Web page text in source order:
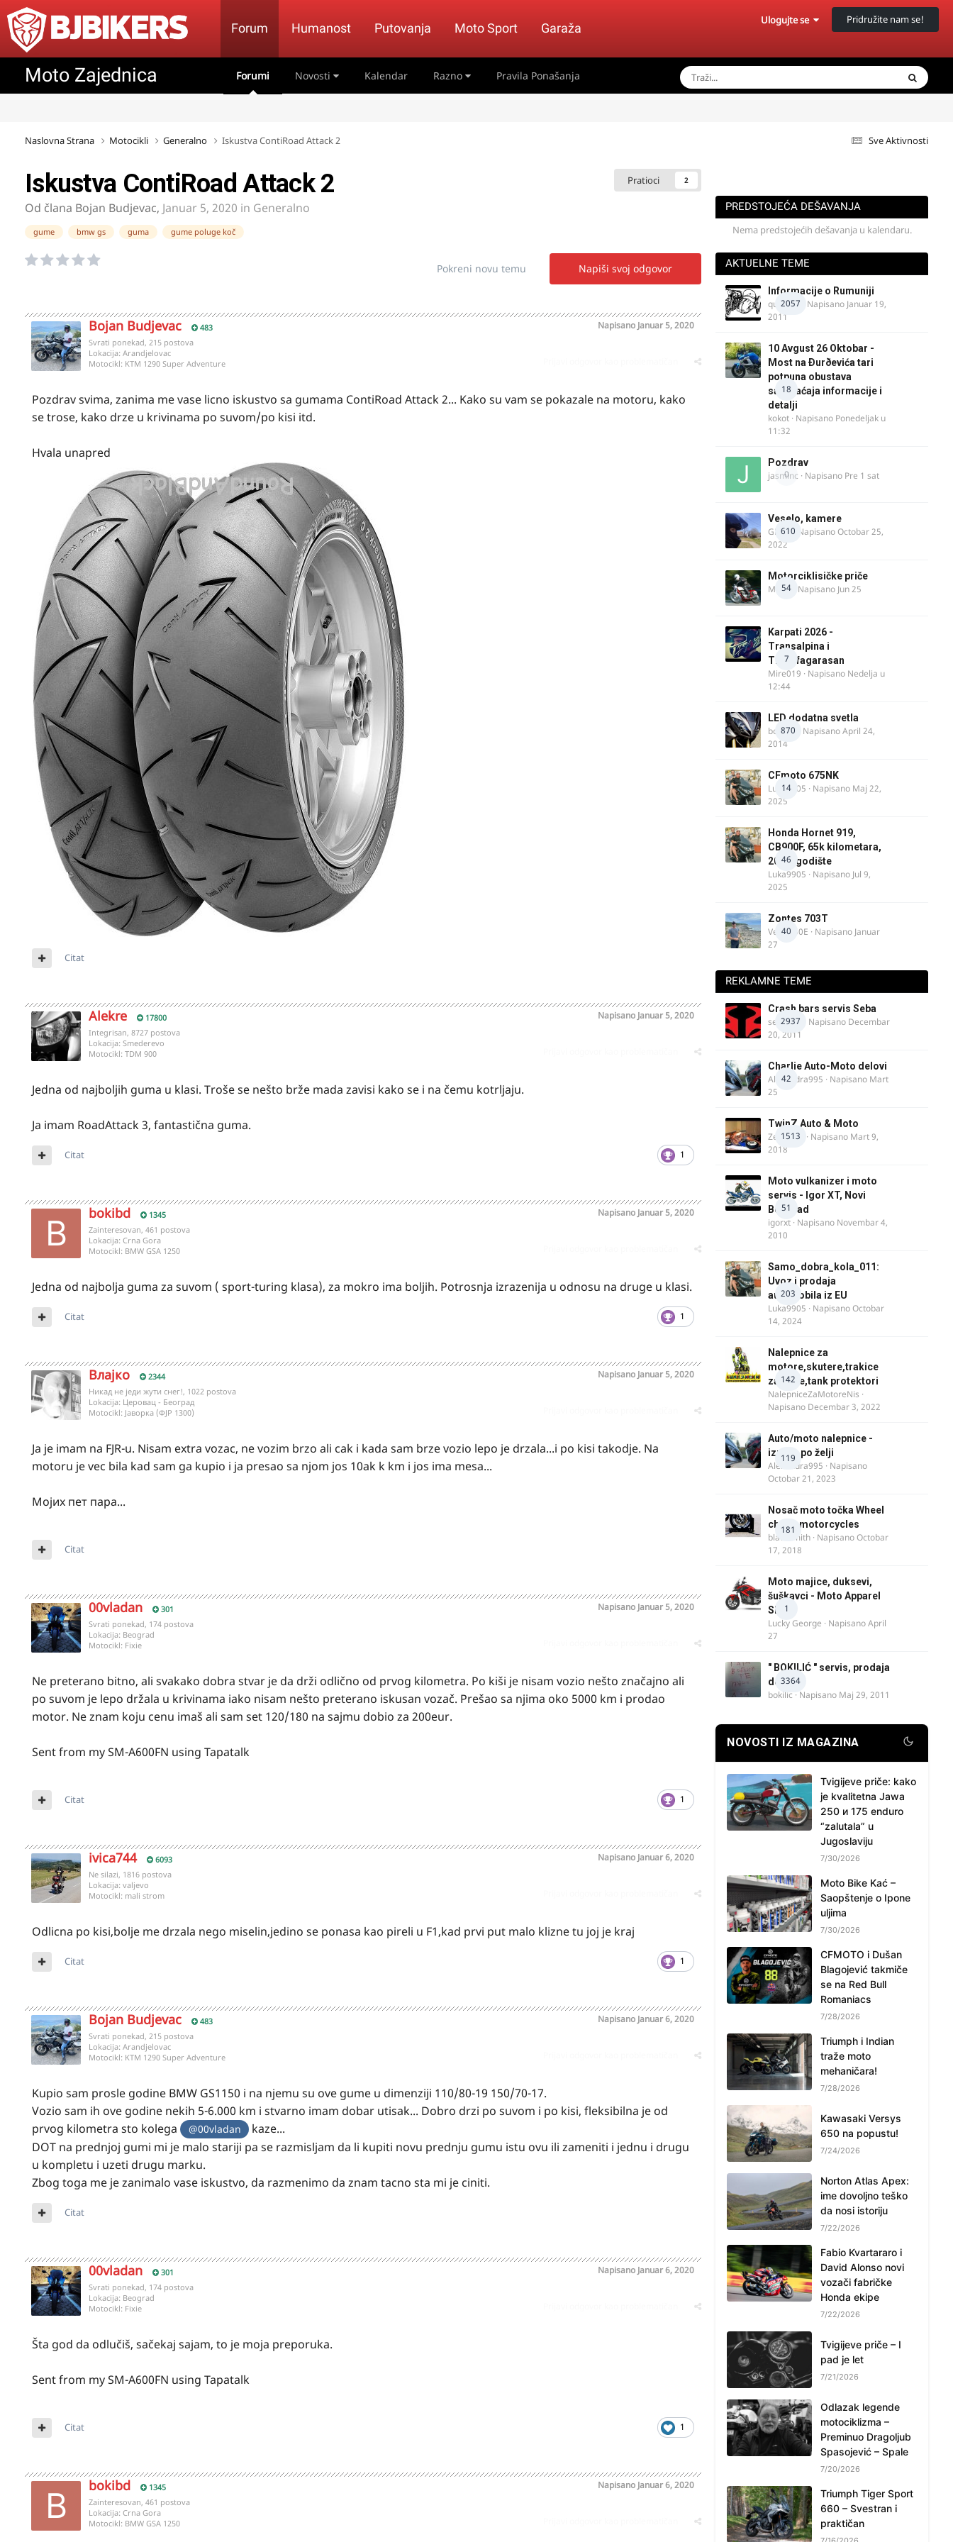
Forum Humanost Putovanja Moto Sport Garaža
Ulogujte se Pridružite nam se!
Moto Zajednica Forumi Novosti Kalendar Razno Pravila Ponašanja
Sve Aktivnosti
Naslovna Strana Motocikli Generalno Iskustva ContiRoad Attack 2
Pratioci 2
Iskustva ContiRoad Attack 2
Od člana Bojan Budjevac, Januar 5, 2020 in Generalno
gume bmw gs guma gume poluge koč
Napiši svoj odgovor
Pokreni novu temu
Bojan Budjevac 483 Napisano Januar 5, 2020
Svrati ponekad, 215 postova
Lokacija: Arandjelovac
Motocikl: KTM 1290 Super Adventure
Pozdrav svima, zanima me vase licno iskustvo sa gumama ContiRoad Attack 2... Kako su vam se pokazale na motoru, kako
se trose, kako drze u krivinama po suvom/po kisi itd.
Hvala unapred
Citat
Alekre 17800 Napisano Januar 5, 2020
Integrisan, 8727 postova
Lokacija: Smederevo
Motocikl: TDM 900
Jedna od najboljih guma u klasi. Troše se nešto brže mada zavisi kako se i na čemu kotrljaju.
Ja imam RoadAttack 3, fantastična guma.
1
Citat
bokibd 1345 Napisano Januar 5, 2020
Zainteresovan, 461 postova
Lokacija: Crna Gora
Motocikl: BMW GSA 1250
Jedna od najbolja guma za suvom ( sport-turing klasa), za mokro ima boljih. Potrosnja izrazenija u odnosu na druge u klasi.
1
Citat
Влајко 2344 Napisano Januar 5, 2020
Никад не једи жути снег!, 1022 postova
Lokacija: Церовац - Београд
Motocikl: Јаворка (ФЈР 1300)
Ja je imam na FJR-u. Nisam extra vozac, ne vozim brzo ali cak i kada sam brze vozio lepo je drzala...i po kisi takodje. Na
motoru je vec bila kad sam ga kupio i ja presao sa njom jos 10ak k km i jos ima mesa...
Мојих пет пара...
Citat
00vladan 301 Napisano Januar 5, 2020
Svrati ponekad, 174 postova
Lokacija: Beograd
Motocikl: Fixie
Ne preterano bitno, ali svakako dobra stvar je da drži odlično od prvog kilometra. Po kiši je nisam vozio nešto značajno ali
po suvom je lepo držala u krivinama iako nisam nešto preterano iskusan vozač. Prešao sa njima oko 5000 km i prodao
motor. Ne znam koju cenu imaš ali sam set 120/180 na sajmu dobio za 200eur.
Sent from my SM-A600FN using Tapatalk
1
Citat
ivica744 6093 Napisano Januar 6, 2020
Ne silazi, 1816 postova
Lokacija: valjevo
Motocikl: mali strom
Odlicna po kisi,bolje me drzala nego miselin,jedino se ponasa kao pireli u F1,kad prvi put malo klizne tu joj je kraj
1
Citat
Bojan Budjevac 483 Napisano Januar 6, 2020
Svrati ponekad, 215 postova
Lokacija: Arandjelovac
Motocikl: KTM 1290 Super Adventure
Kupio sam prosle godine BMW GS1150 i na njemu su ove gume u dimenziji 110/80-19 150/70-17.
Vozio sam ih ove godine nekih 5-6.000 km i stvarno imam dobar utisak... Dobro drzi po suvom i po kisi, fleksibilna je od
prvog kilometra sto kolega
@00vladan
kaze...
DOT na prednjoj gumi mi je malo stariji pa se razmisljam da li kupiti novu prednju gumu istu ovu ili zameniti i jednu i drugu
u kompletu i uzeti drugu marku.
Zbog toga me je zanimalo vase iskustvo, da razmenimo da znam tacno sta mi je ciniti.
Citat
00vladan 301 Napisano Januar 6, 2020
Svrati ponekad, 174 postova
Lokacija: Beograd
Motocikl: Fixie
Šta god da odlučiš, sačekaj sajam, to je moja preporuka.
Sent from my SM-A600FN using Tapatalk
1
Citat
bokibd 1345 Napisano Januar 6, 2020
Zainteresovan, 461 postova
Lokacija: Crna Gora
Motocikl: BMW GSA 1250
PREDSTOJEĆA DEŠAVANJA
Nema predstojećih dešavanja u kalendaru.
AKTUELNE TEME
2057
Informacije o Rumuniji
quasaar · Napisano Januar 19,
2011
18
10 Avgust 26 Oktobar -
Most na Ðurðevića tari
potpuna obustava
saobraćaja informacije i
detalji
kokot · Napisano Ponedeljak u
11:32
0
Pozdrav
jasminc · Napisano Pre 1 sat
610
Veselo, kamere
GR 46· NapisanoOctobar 25,
2022
54
Motorciklisičke priče
MIHO · Napisano Jun 25
7
Karpati 2026 -
Transalpina i
Transfagarasan
Mire019 · Napisano Nedelja u
12:44
870
LED dodatna svetla
boki.64 · NapisanoApril 24,
2014
14
CFmoto 675NK
Luka9905 · Napisano Maj 22,
2025
46
Honda Hornet 919,
CB900F, 65k kilometara,
2005. godište
Luka9905 · Napisano Jul 9,
2025
40
Zontes 703T
Verdi350E · Napisano Januar
27
REKLAMNE TEME
2937
Crash bars servis Seba
seba011 · Napisano Decembar
20, 2011
42
Charlie Auto-Moto delovi
Alexandra995 · Napisano Mart
25
1513
TwinZ Auto & Moto
Zeljkamp · Napisano Mart 9,
2018
51
Moto vulkanizer i moto
servis - Igor XT, Novi
Beograd
igorxt · Napisano Novembar 4,
2010
203
Samo_dobra_kola_011:
Uvoz i prodaja
automobila iz EU
Luka9905 · NapisanoOctobar
14, 2024
142
Nalepnice za
motore,skutere,trakice
za felne,tank protektori
NalepniceZaMotoreNis ·
Napisano Decembar 3, 2022
119
Auto/moto nalepnice -
izrada po želji
Alexandra995 · Napisano
Octobar 21, 2023
181
Nosač moto točka Wheel
chock motorcycles
blacksmith · NapisanoOctobar
17, 2018
1
Moto majice, duksevi,
šuškavci - Moto Apparel
SRB
Lucky George · NapisanoApril
27
3364
" BOKILIĆ " servis, prodaja
delova
bokilic · Napisano Maj 29, 2011
NOVOSTI IZ MAGAZINA
Tvigijeve priče: kako
je kvalitetna Jawa
250 и 175 enduro
“zalutala” u
Jugoslaviju
7/30/2026
Moto Bike Kać –
Saopštenje o Ipone
uljima
7/30/2026
CFMOTO i Dušan
Blagojević takmiče
se na Red Bull
Romaniacs
7/28/2026
Triumph i Indian
traže moto
mehaničara!
7/28/2026
Kawasaki Versys
650 na popustu!
7/24/2026
Norton Atlas Apex:
ime dovoljno teško
da nosi istoriju
7/22/2026
Fabio Kvartararo i
David Alonso novi
vozači fabričke
Honda ekipe
7/22/2026
Tvigijeve priče – I
pad je let
7/21/2026
Odlazak legende
motociklizma –
Preminuo Dragoljub
Spasojević – Spale
7/20/2026
Triumph Tiger Sport
660 – Svestran i
praktičan